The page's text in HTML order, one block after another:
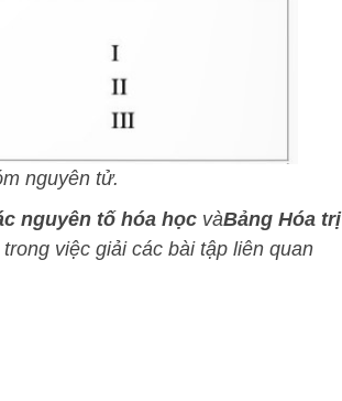
nguyên tử.
nguyên tố hóa học vàBảng Hóa trị
việc giải các bài tập liên quan